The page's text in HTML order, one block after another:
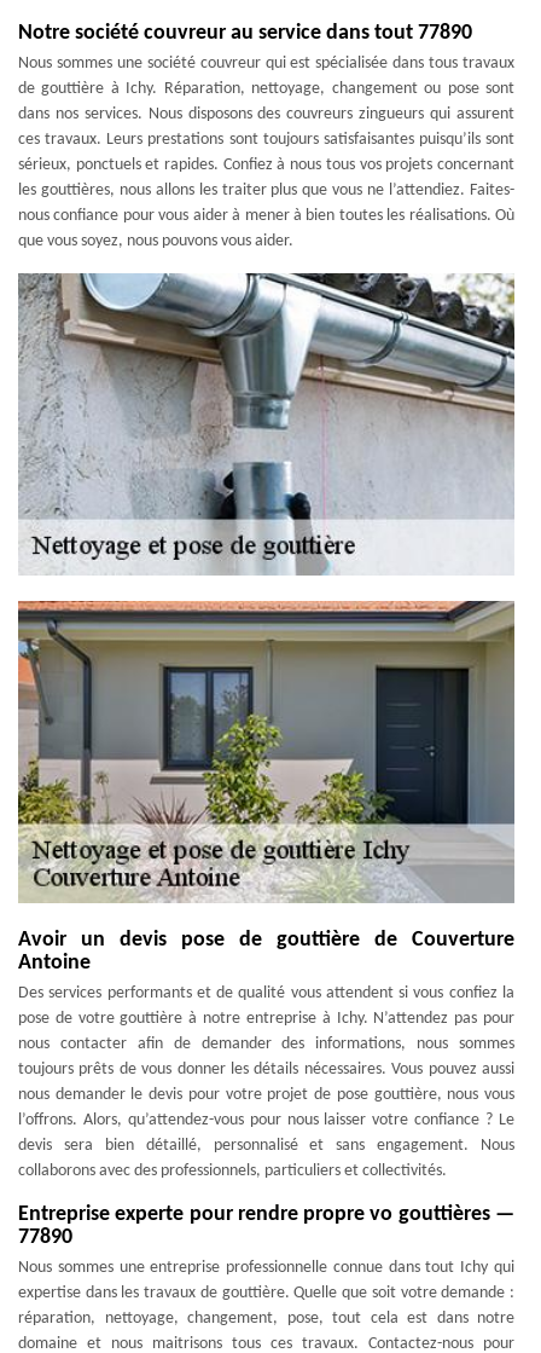
Notre société couvreur au service dans tout 77890
Nous sommes une société couvreur qui est spécialisée dans tous travaux
de gouttière à Ichy. Réparation, nettoyage, changement ou pose sont
dans nos services. Nous disposons des couvreurs zingueurs qui assurent
ces travaux. Leurs prestations sont toujours satisfaisantes puisqu’ils sont
sérieux, ponctuels et rapides. Confiez à nous tous vos projets concernant
les gouttières, nous allons les traiter plus que vous ne l’attendiez. Faites-
nous confiance pour vous aider à mener à bien toutes les réalisations. Où
que vous soyez, nous pouvons vous aider.
Avoir un devis pose de gouttière de Couverture
Antoine
Des services performants et de qualité vous attendent si vous confiez la
pose de votre gouttière à notre entreprise à Ichy. N’attendez pas pour
nous contacter afin de demander des informations, nous sommes
toujours prêts de vous donner les détails nécessaires. Vous pouvez aussi
nous demander le devis pour votre projet de pose gouttière, nous vous
l’offrons. Alors, qu’attendez-vous pour nous laisser votre confiance ? Le
devis sera bien détaillé, personnalisé et sans engagement. Nous
collaborons avec des professionnels, particuliers et collectivités.
Entreprise experte pour rendre propre vo gouttières —
77890
Nous sommes une entreprise professionnelle connue dans tout Ichy qui
expertise dans les travaux de gouttière. Quelle que soit votre demande :
réparation, nettoyage, changement, pose, tout cela est dans notre
domaine et nous maitrisons tous ces travaux. Contactez-nous pour